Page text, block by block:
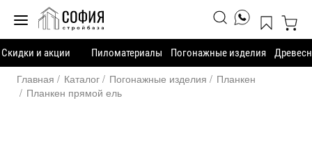
Скидки и акции Пиломатериалы Погонажные изделия
Главная Каталог Погонажные изделия
Планкен
Планкен прямой ель